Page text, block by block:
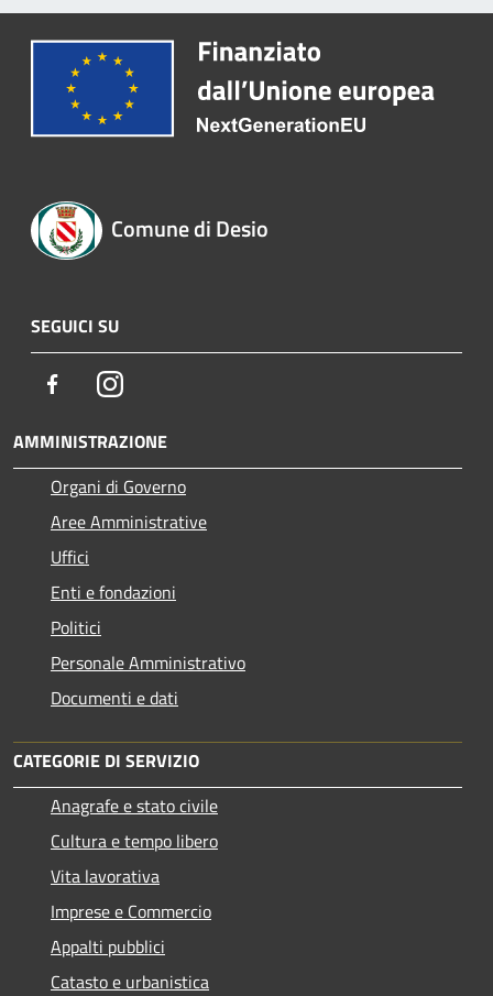
Comune di Desio
SEGUICI SU
FacebookInstagram
AMMINISTRAZIONE
Organi di Governo
Aree Amministrative
Uffici
Enti e fondazioni
Politici
Personale Amministrativo
Documenti e dati
CATEGORIE DI SERVIZIO
Anagrafe e stato civile
Cultura e tempo libero
Vita lavorativa
Imprese e Commercio
Appalti pubblici
Catasto e urbanistica